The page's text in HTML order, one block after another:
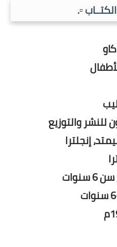
▫️.
للنشر والتوزيع
إنجلترا